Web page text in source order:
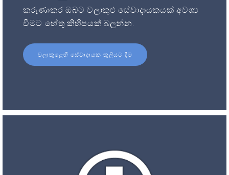
කරුණාකර ඔබට වලාකුළු සේවාදායකයක් අවශ්‍ය
වීමට හේතු කිහිපයක් බලන්න.
වලාකුළෙහි සේවාදායක කුලියට දීම